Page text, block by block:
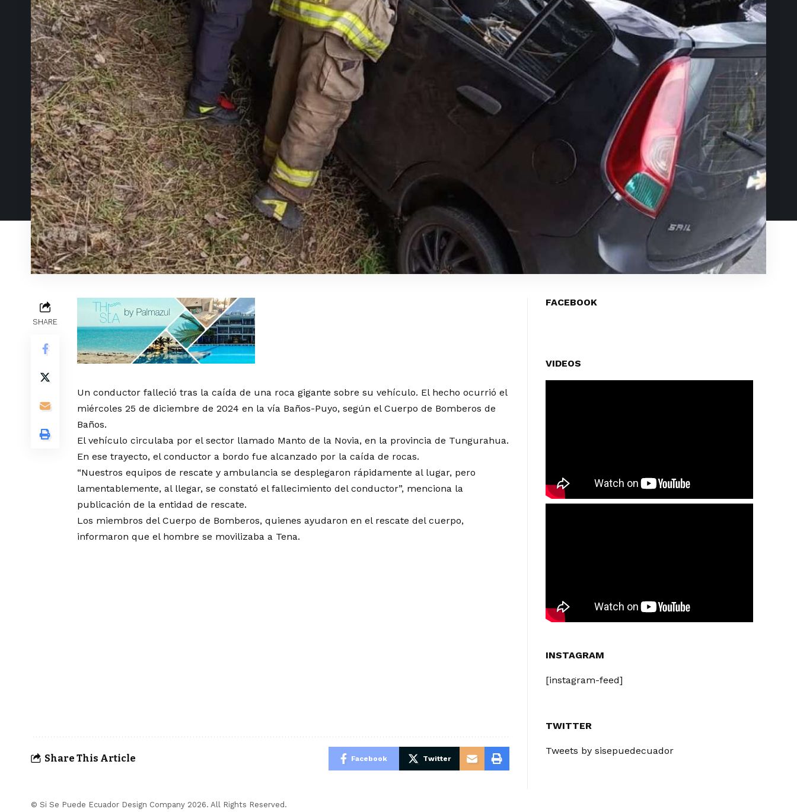
SHARE
Un conductor falleció tras la caída de una roca gigante sobre su vehículo. El hecho ocurrió el
miércoles 25 de diciembre de 2024 en la vía Baños-Puyo, según el Cuerpo de Bomberos de
Baños.
El vehículo circulaba por el sector llamado Manto de la Novia, en la provincia de Tungurahua.
En ese trayecto, el conductor a bordo fue alcanzado por la caída de rocas.
“Nuestros equipos de rescate y ambulancia se desplegaron rápidamente al lugar, pero
lamentablemente, al llegar, se constató el fallecimiento del conductor”, menciona la
publicación de la entidad de rescate.
Los miembros del Cuerpo de Bomberos, quienes ayudaron en el rescate del cuerpo,
informaron que el hombre se movilizaba a Tena.
Share This Article Facebook Twitter
FACEBOOK
VIDEOS
INSTAGRAM
[instagram-feed]
TWITTER
Tweets by sisepuedecuador
© Si Se Puede Ecuador Design Company 2026. All Rights Reserved.